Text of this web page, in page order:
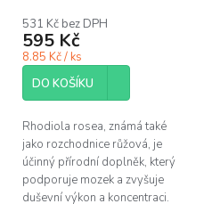
531 Kč bez DPH
595 Kč
8.85 Kč / ks
DO KOŠÍKU
Rhodiola rosea, známá také
jako rozchodnice růžová, je
účinný přírodní doplněk, který
podporuje mozek a zvyšuje
duševní výkon a koncentraci.